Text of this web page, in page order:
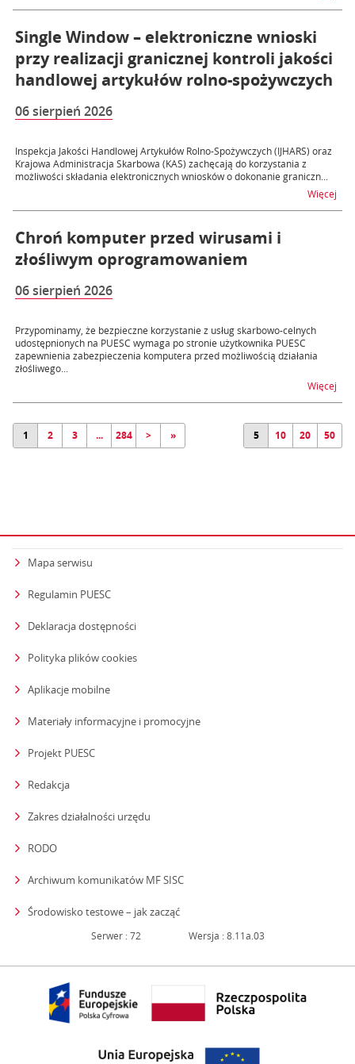
Single Window – elektroniczne wnioski
przy realizacji granicznej kontroli jakości
handlowej artykułów rolno-spożywczych
06 sierpień 2026
Inspekcja Jakości Handlowej Artykułów Rolno-Spożywczych (IJHARS) oraz
Krajowa Administracja Skarbowa (KAS) zachęcają do korzystania z
możliwości składania elektronicznych wniosków o dokonanie graniczn...
Więcej
Chroń komputer przed wirusami i
złośliwym oprogramowaniem
06 sierpień 2026
Przypominamy, że bezpieczne korzystanie z usług skarbowo-celnych
udostępnionych na PUESC wymaga po stronie użytkownika PUESC
zapewnienia zabezpieczenia komputera przed możliwością działania
złośliwego...
Więcej
1 2 3 ... 284 > » 5 10 20 50
Mapa serwisu
Regulamin PUESC
Deklaracja dostępności
Polityka plików cookies
Aplikacje mobilne
Materiały informacyjne i promocyjne
Projekt PUESC
Redakcja
Zakres działalności urzędu
RODO
Archiwum komunikatów MF SISC
Środowisko testowe – jak zacząćstrona otwiera się w nowym oknie
Serwer : 72 Wersja : 8.11a.03